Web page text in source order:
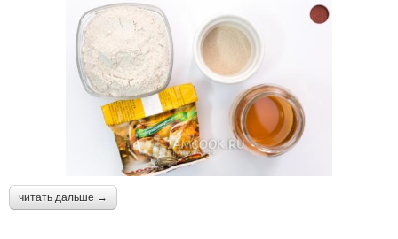
читать дальше →